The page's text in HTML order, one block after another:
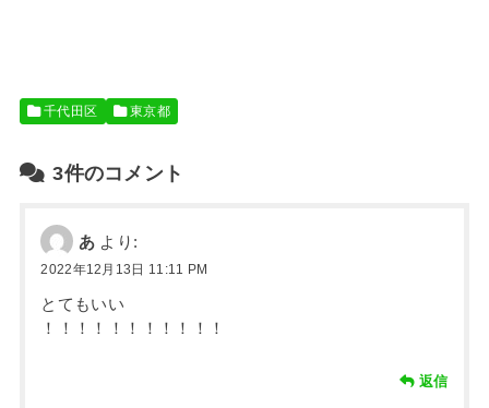
千代田区 東京都
3件のコメント
あ より:
2022年12月13日 11:11 PM
とてもいい
！！！！！！！！！！！
返信